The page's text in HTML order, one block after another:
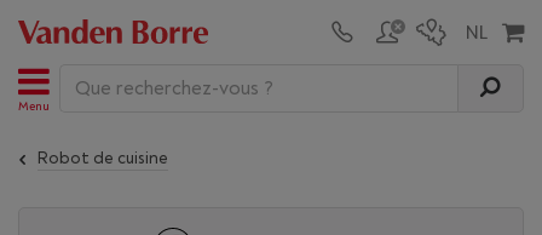
Menu
Robot de cuisine